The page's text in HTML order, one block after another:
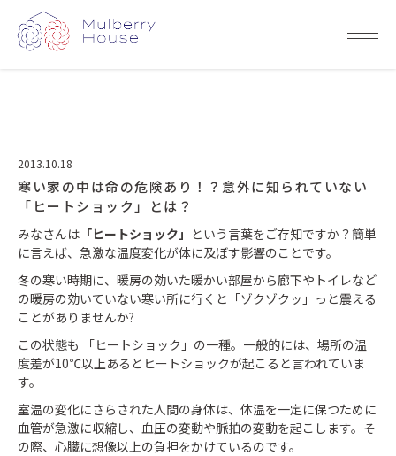
2013.10.18
寒い家の中は命の危険あり！？意外に知られていない
「ヒートショック」とは？
みなさんは 「ヒートショック」 という言葉をご存知ですか？簡単
に言えば、急激な温度変化が体に及ぼす影響のことです。
冬の寒い時期に、暖房の効いた暖かい部屋から廊下やトイレなど
の暖房の効いていない寒い所に行くと「ゾクゾクッ」っと震える
ことがありませんか?
この状態も 「ヒートショック」の一種。一般的には、場所の温
度差が10℃以上あるとヒートショックが起こると言われていま
す。
室温の変化にさらされた人間の身体は、体温を一定に保つために
血管が急激に収縮し、血圧の変動や脈拍の変動を起こします。そ
の際、心臓に想像以上の負担をかけているのです。